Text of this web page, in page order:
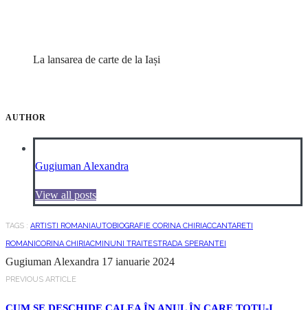
La lansarea de carte de la Iași
AUTHOR
Gugiuman Alexandra
View all posts
TAGS : ARTISTI ROMANIAUTOBIOGRAFIE CORINA CHIRIACCANTARETI
ROMANICORINA CHIRIACMINUNI TRAITESTRADA SPERANTEI
Gugiuman Alexandra 17 ianuarie 2024
PREVIOUS ARTICLE
CUM SE DESCHIDE CALEA ÎN ANUL ÎN CARE TOTU-I